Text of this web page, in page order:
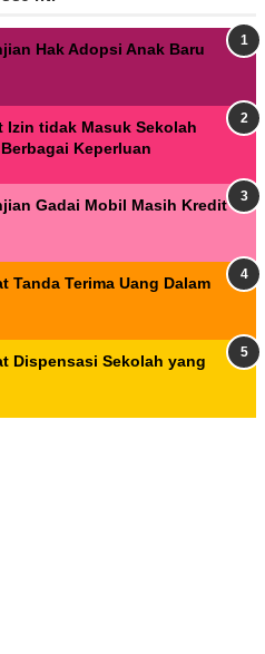
Hak Adopsi Anak Baru
Izin tidak Masuk Sekolah
Keperluan
Gadai Mobil Masih Kredit
Tanda Terima Uang Dalam
Dispensasi Sekolah yang